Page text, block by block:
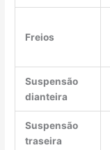
Freios
Suspensão
dianteira
Suspensão
traseira